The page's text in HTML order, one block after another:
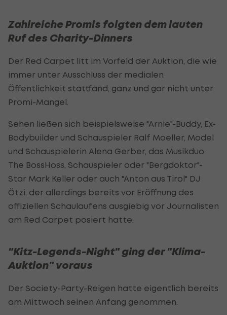
Zahlreiche Promis folgten dem lauten
Ruf des Charity-Dinners
Der Red Carpet litt im Vorfeld der Auktion, die wie
immer unter Ausschluss der medialen
Öffentlichkeit stattfand, ganz und gar nicht unter
Promi-Mangel.
Sehen ließen sich beispielsweise "Arnie"-Buddy, Ex-
Bodybuilder und Schauspieler Ralf Moeller, Model
und Schauspielerin Alena Gerber, das Musikduo
The BossHoss, Schauspieler oder "Bergdoktor"-
Star Mark Keller oder auch "Anton aus Tirol" DJ
Ötzi, der allerdings bereits vor Eröffnung des
offiziellen Schaulaufens ausgiebig vor Journalisten
am Red Carpet posiert hatte.
"Kitz-Legends-Night" ging der "Klima-
Auktion" voraus
Der Society-Party-Reigen hatte eigentlich bereits
am Mittwoch seinen Anfang genommen.